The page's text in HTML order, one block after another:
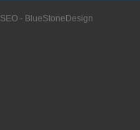
SEO - BlueStoneDesign